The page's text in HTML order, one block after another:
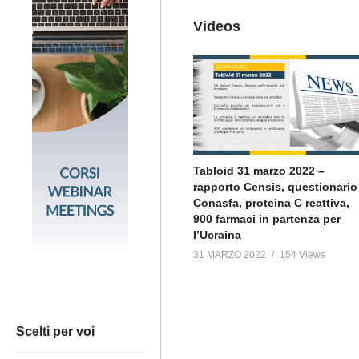
Scelti per voi
Videos
Tabloid 31 marzo 2022 –
rapporto Censis, questionario
Conasfa, proteina C reattiva,
900 farmaci in partenza per
l’Ucraina
31 MARZO 2022 154 Views